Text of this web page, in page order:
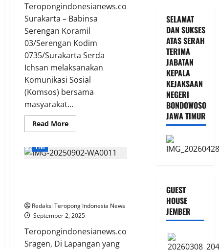
Teropongindonesianews.com
Surakarta – Babinsa
Serengan Koramil
03/Serengan Kodim
0735/Surakarta Serda
Ichsan melaksanakan
Komunikasi Sosial
(Komsos) bersama
masyarakat...
Read MoreRead
more
Ichsan,
Komsos
Dekat
Dengan
Warganya
TNI
Redaksi Teropong Indonesia News
September 2, 2025
Teropongindonesianews.com
Sragen, Di Lapangan yang
SELAMAT
DAN SUKSES
ATAS SERAH
TERIMA
JABATAN
KEPALA
KEJAKSAAN
NEGERI
BONDOWOSO
JAWA TIMUR
GUEST
HOUSE
JEMBER